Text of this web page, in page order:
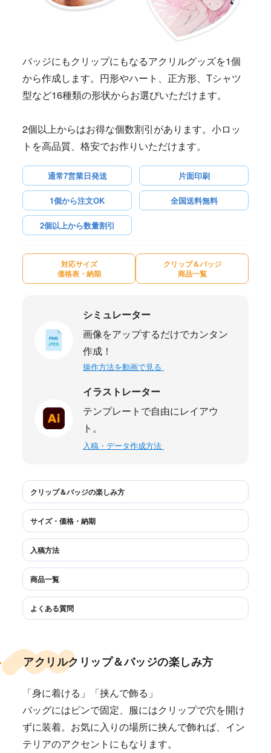
バッジにもクリップにもなるアクリルグッズを1個
から作成します。円形やハート、正方形、Tシャツ
型など16種類の形状からお選びいただけます。
2個以上からはお得な個数割引があります。小ロッ
トを高品質、格安でお作りいただけます。
通常7営業日発送 片面印刷
1個から注文OK 全国送料無料
2個以上から数量割引
対応サイズ
価格表・納期
クリップ＆バッジ
商品一覧
シミュレーター
画像をアップするだけでカンタン
作成！
操作方法を動画で見る
イラストレーター
テンプレートで自由にレイアウ
ト。
入稿・データ作成方法
クリップ＆バッジの楽しみ方
サイズ・価格・納期
入稿方法
商品一覧
よくある質問
アクリルクリップ＆バッジの楽しみ方
「身に着ける」「挟んで飾る」
バッグにはピンで固定、服にはクリップで穴を開け
ずに装着。お気に入りの場所に挟んで飾れば、イン
テリアのアクセントにもなります。